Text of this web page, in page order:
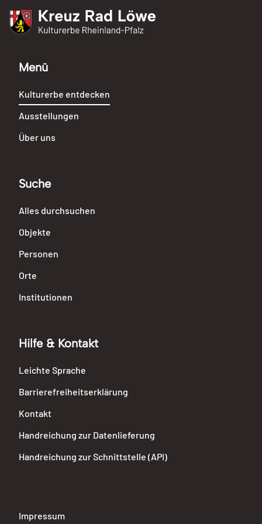
dont la
vente aura
lieu Hotel
Drouot
Menü
Kulturerbe entdecken
Ausstellungen
Über uns
Suche
Alles durchsuchen
Objekte
Personen
Orte
Institutionen
Hilfe & Kontakt
Leichte Sprache
Barrierefreiheitserklärung
Kontakt
Handreichung zur Datenlieferung
Handreichung zur Schnittstelle (API)
Impressum